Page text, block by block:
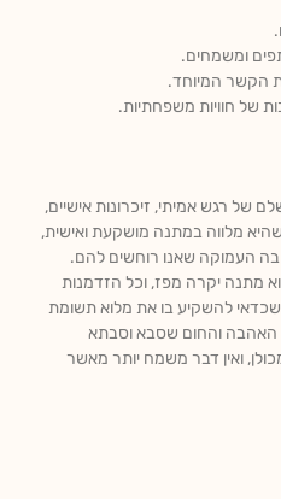
ומשמחים.
הקשר המיוחד.
של חוויות משפחתיות.
של רגש אמיתי, זיכרונות אישיים,
מלווה במתנה מושקעת ואישית,
העמוקה שאנו רוחשים להם.
מתנה יקרה מפז, וכל הזדמנות
שכדאי להשקיע בו את מלוא תשומת
האהבה והחום שסבא וסבתא
ואין דבר משמח יותר מאשר